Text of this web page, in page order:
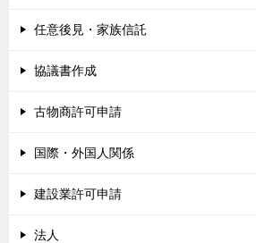
任意後見・家族信託
協議書作成
古物商許可申請
国際・外国人関係
建設業許可申請
法人